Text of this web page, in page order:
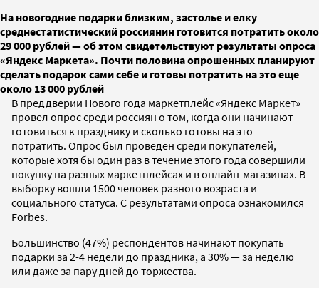
На новогодние подарки близким, застолье и елку
среднестатистический россиянин готовится потратить около
29 000 рублей — об этом свидетельствуют результаты опроса
«Яндекс Маркета». Почти половина опрошенных планируют
сделать подарок сами себе и готовы потратить на это еще
около 13 000 рублей
В преддверии Нового года маркетплейс «Яндекс Маркет»
провел опрос среди россиян о том, когда они начинают
готовиться к празднику и сколько готовы на это
потратить. Опрос был проведен среди покупателей,
которые хотя бы один раз в течение этого года совершили
покупку на разных маркетплейсах и в онлайн-магазинах. В
выборку вошли 1500 человек разного возраста и
социального статуса. С результатами опроса ознакомился
Forbes.
Большинство (47%) респондентов начинают покупать
подарки за 2-4 недели до праздника, а 30% — за неделю
или даже за пару дней до торжества.